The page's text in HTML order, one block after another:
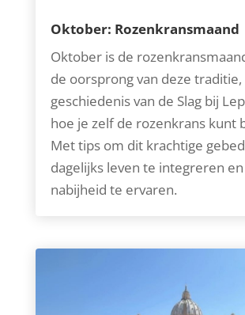
Oktober: Rozenkransmaand
Oktober is de
de oorsprong van deze traditie,
geschiedenis van de Slag bij
hoe je zelf de rozenkrans kunt
Met tips om dit krachtige
dagelijks leven te integreren en
nabijheid te ervaren.